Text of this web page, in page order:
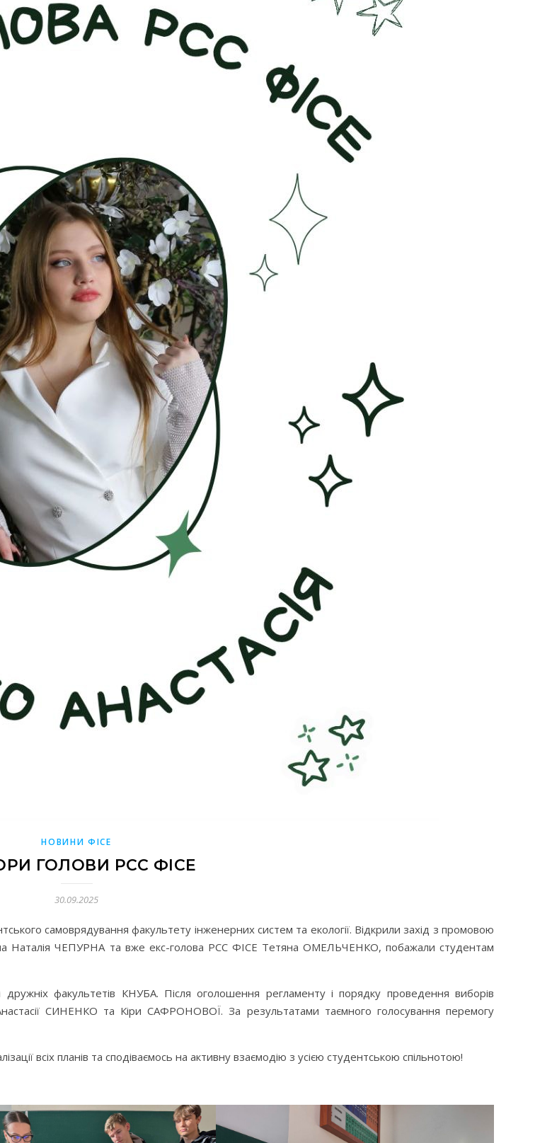
НОВИНИ ФІСЕ
ГОЛОВИ РСС ФІСЕ
30.09.2025
самоврядування факультету інженерних систем та екології. Відкрили захід з промовою
Наталія ЧЕПУРНА та вже екс-голова РСС ФІСЕ Тетяна ОМЕЛЬЧЕНКО, побажали студентам
факультетів КНУБА. Після оголошення регламенту і порядку проведення виборів
СИНЕНКО та Кіри САФРОНОВОЇ. За результатами таємного голосування перемогу
всіх планів та сподіваємось на активну взаємодію з усією студентською спільнотою!